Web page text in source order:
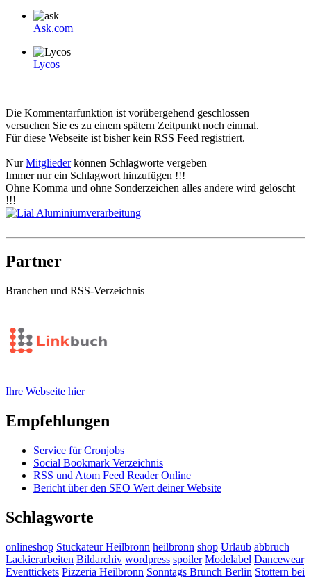
Ask.com
Lycos
Die Kommentarfunktion ist vorübergehend geschlossen
versuchen Sie es zu einem spätern Zeitpunkt noch einmal.
Für diese Webseite ist bisher kein RSS Feed registriert.
NurMitgliederkönnen Schlagworte vergeben
Immer nur ein Schlagwort hinzufügen !!!
Ohne Komma und ohne Sonderzeichen alles andere wird gelöscht
!!!
Partner
Branchen und RSS-Verzeichnis
Ihre Webseite hier
Empfehlungen
Service für Cronjobs
Social Bookmark Verzeichnis
RSS und Atom Feed Reader Online
Bericht über den SEO Wert deiner Website
Schlagworte
onlineshop Stuckateur Heilbronn heilbronn shop Urlaub abbruch
Lackierarbeiten Bildarchiv wordpress spoiler Modelabel Dancewear
Eventtickets Pizzeria Heilbronn Sonntags Brunch Berlin Stottern bei